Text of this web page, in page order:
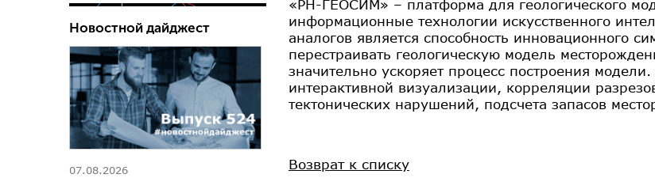
«РН-ГЕОСИМ» – платформа для геологического
информационные технологии искусственного
аналогов является способность инновационного
перестраивать геологическую модель
значительно ускоряет процесс построения
интерактивной визуализации, корреляции
тектонических нарушений, подсчета запасов
Возврат к списку
Новостной дайджест
07.08.2026